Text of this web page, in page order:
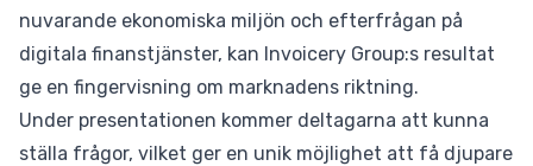
nuvarande ekonomiska miljön och efterfrågan på
digitala finanstjänster, kan Invoicery Group:s resultat
ge en fingervisning om marknadens riktning.
Under presentationen kommer deltagarna att kunna
ställa frågor, vilket ger en unik möjlighet att få djupare